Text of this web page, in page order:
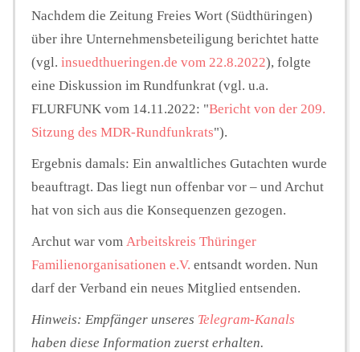
Seminare
Unterstützen
Nachdem die Zeitung Freies Wort (Südthüringen)
über ihre Unternehmensbeteiligung berichtet hatte
(vgl. insuedthueringen.de vom 22.8.2022), folgte
eine Diskussion im Rundfunkrat (vgl. u.a.
FLURFUNK vom 14.11.2022: "Bericht von der 209.
Sitzung des MDR-Rundfunkrats").
Ergebnis damals: Ein anwaltliches Gutachten wurde
beauftragt. Das liegt nun offenbar vor – und Archut
hat von sich aus die Konsequenzen gezogen.
Archut war vom Arbeitskreis Thüringer
Familienorganisationen e.V. entsandt worden. Nun
darf der Verband ein neues Mitglied entsenden.
Hinweis: Empfänger unseres Telegram-Kanals
haben diese Information zuerst erhalten.